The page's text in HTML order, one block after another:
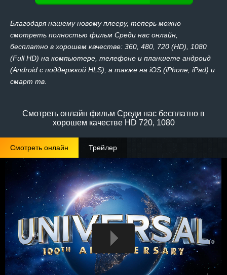
Благодаря нашему новому плееру, теперь можно
смотреть полностью фильм Среди нас онлайн,
бесплатно в хорошем качестве: 360, 480, 720 (HD), 1080
(Full HD) на компьютере, телефоне и планшете андроид
(Android с поддержкой HLS), а также на iOS (iPhone, iPad) и
смарт тв.
Смотреть онлайн фильм Среди нас бесплатно в
хорошем качестве HD 720, 1080
Смотреть онлайн Трейлер